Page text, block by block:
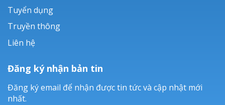
Tuyển dụng
Truyền thông
Liên hệ
Đăng ký nhận bản tin
Đăng ký email để nhận được tin tức và cập nhật mới
nhất.